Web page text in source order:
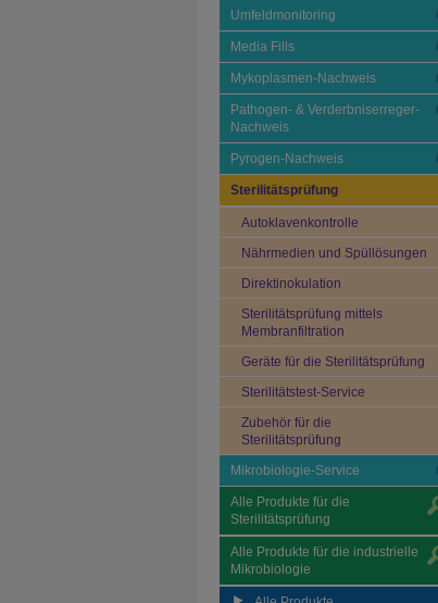
Umfeldmonitoring
Media Fills
Mykoplasmen-Nachweis
Pathogen- & Verderbniserreger-
Nachweis
Pyrogen-Nachweis
Sterilitätsprüfung
Autoklavenkontrolle
Nährmedien und Spüllösungen
Direktinokulation
Sterilitätsprüfung mittels
Membranfiltration
Geräte für die Sterilitätsprüfung
Sterilitätstest-Service
Zubehör für die
Sterilitätsprüfung
Mikrobiologie-Service
Alle Produkte für die
Sterilitätsprüfung
Alle Produkte für die industrielle
Mikrobiologie